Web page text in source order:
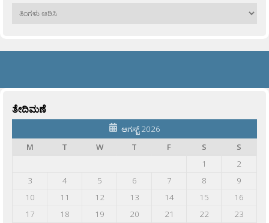
ಹಳೆಯವು
ತೇದಿಮಣೆ
ಆಗಸ್ಟ್ 2026
M
T W T F S
S
1
2
3
4 5 6 7 8
9
10
11 12 13 14 15
16
17
18 19 20 21 22
23